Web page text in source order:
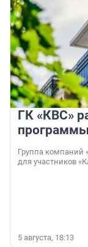
ГК «КВС»
Группа компаний
для участников
5 августа, 18:13